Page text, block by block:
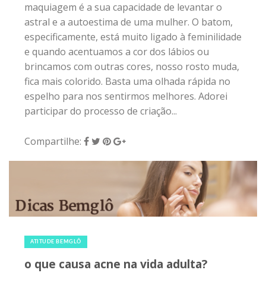
maquiagem é a sua capacidade de levantar o
astral e a autoestima de uma mulher. O batom,
especificamente, está muito ligado à feminilidade
e quando acentuamos a cor dos lábios ou
brincamos com outras cores, nosso rosto muda,
fica mais colorido. Basta uma olhada rápida no
espelho para nos sentirmos melhores. Adorei
participar do processo de criação...
Compartilhe:
ATITUDE BEMGLÔ
o que causa acne na vida adulta?